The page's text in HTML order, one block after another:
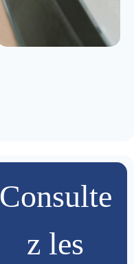
Consulte
z les